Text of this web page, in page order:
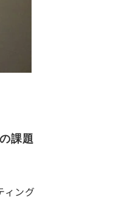
課題
ィング